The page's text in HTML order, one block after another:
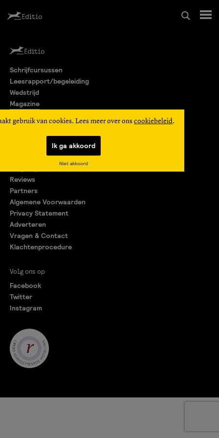
Leesrapport/begeleiding
Wedstrijd
Editio Producties
gebruik van cookies. Lees meer over ons cookiebeleid.
Ik ga akkoord
Niet akkoord
Schrijfcursussen
Leesrapport/begeleiding
Wedstrijd
Magazine
Reviews
Partners
Algemene Voorwaarden
Privacy Statement
Adverteren
Vragen & Contact
Klachtenprocedure
Volg ons op
Facebook
Twitter
Instagram